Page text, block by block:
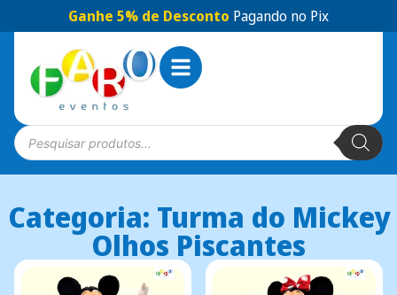
Ganhe 5% de Desconto Pagando no Pix
Categoria: Turma do Mickey
Olhos Piscantes